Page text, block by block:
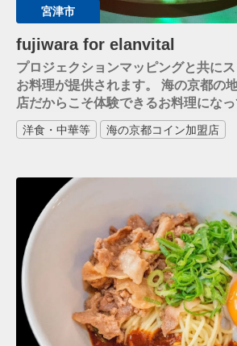
宮津市
fujiwara for elanvital
プロジェクションマッピングと共に
お料理が提供されます。 海の京都の
店だからこそ体験できるお料理になっ
洋食・中華等 海の京都コイン加盟店